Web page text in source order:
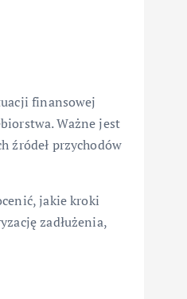
finansowej
Ważne jest
źródeł przychodów
jakie kroki
zadłużenia,